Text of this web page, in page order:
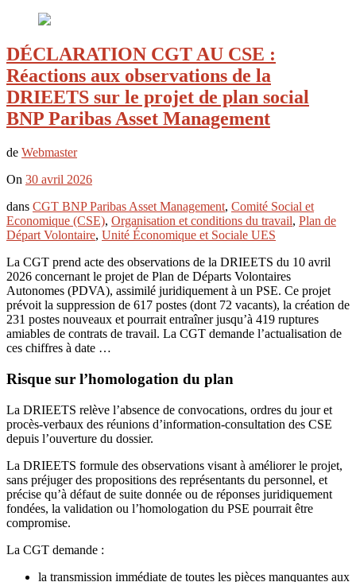
DÉCLARATION CGT AU CSE :
Réactions aux observations de la
DRIEETS sur le projet de plan social
BNP Paribas Asset Management
de Webmaster
On 30 avril 2026
dans CGT BNP Paribas Asset Management, Comité Social et
Economique (CSE), Organisation et conditions du travail, Plan de
Départ Volontaire, Unité Économique et Sociale UES
La CGT prend acte des observations de la DRIEETS du 10 avril
2026 concernant le projet de Plan de Départs Volontaires
Autonomes (PDVA), assimilé juridiquement à un PSE. Ce projet
prévoit la suppression de 617 postes (dont 72 vacants), la création de
231 postes nouveaux et pourrait entraîner jusqu’à 419 ruptures
amiables de contrats de travail. La CGT demande l’actualisation de
ces chiffres à date …
Risque sur l’homologation du plan
La DRIEETS relève l’absence de convocations, ordres du jour et
procès-verbaux des réunions d’information-consultation des CSE
depuis l’ouverture du dossier.
La DRIEETS formule des observations visant à améliorer le projet,
sans préjuger des propositions des représentants du personnel, et
précise qu’à défaut de suite donnée ou de réponses juridiquement
fondées, la validation ou l’homologation du PSE pourrait être
compromise.
La CGT demande :
la transmission immédiate de toutes les pièces manquantes aux